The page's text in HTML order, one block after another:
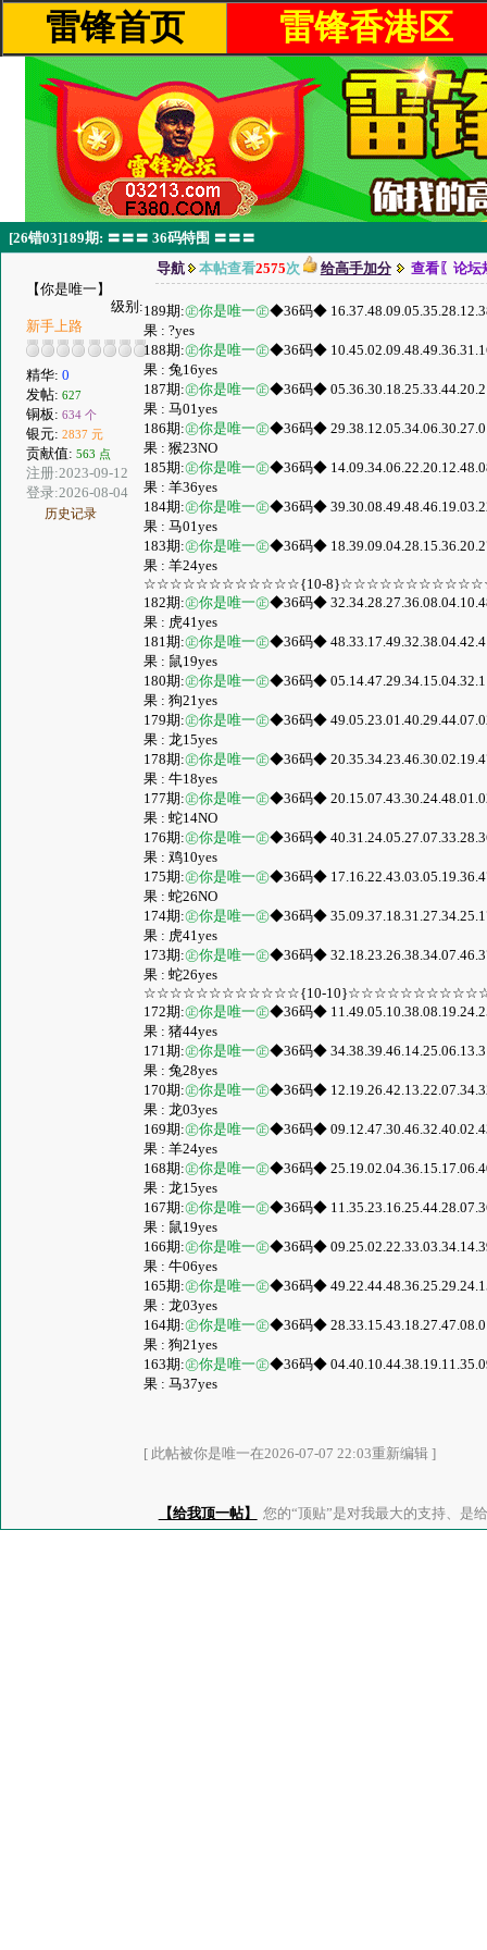
雷锋首页 雷锋香港区
[26错03]189期: 〓〓〓 36码特围 〓〓〓
【你是唯一】
级别:
新手上路
精华: 0
发帖: 627
铜板: 634 个
银元: 2837 元
贡献值: 563 点
注册:2023-09-12
登录:2026-08-04
历史记录
导航 本帖查看2575次 给高手加分 查看〖论坛
189期:㊣你是唯一㊣◆36码◆
果 : ?yes
188期:㊣你是唯一㊣◆36码◆
果 : 兔16yes
187期:㊣你是唯一㊣◆36码◆
果 : 马01yes
186期:㊣你是唯一㊣◆36码◆
果 : 猴23NO
185期:㊣你是唯一㊣◆36码◆
果 : 羊36yes
184期:㊣你是唯一㊣◆36码◆
果 : 马01yes
183期:㊣你是唯一㊣◆36码◆
果 : 羊24yes
☆☆☆☆☆☆☆☆☆☆☆☆{10-
182期:㊣你是唯一㊣◆36码◆
果 : 虎41yes
181期:㊣你是唯一㊣◆36码◆
果 : 鼠19yes
180期:㊣你是唯一㊣◆36码◆
果 : 狗21yes
179期:㊣你是唯一㊣◆36码◆
果 : 龙15yes
178期:㊣你是唯一㊣◆36码◆
果 : 牛18yes
177期:㊣你是唯一㊣◆36码◆
果 : 蛇14NO
176期:㊣你是唯一㊣◆36码◆
果 : 鸡10yes
175期:㊣你是唯一㊣◆36码◆
果 : 蛇26NO
174期:㊣你是唯一㊣◆36码◆
果 : 虎41yes
173期:㊣你是唯一㊣◆36码◆
果 : 蛇26yes
☆☆☆☆☆☆☆☆☆☆☆☆{10-
172期:㊣你是唯一㊣◆36码◆
果 : 猪44yes
171期:㊣你是唯一㊣◆36码◆
果 : 兔28yes
170期:㊣你是唯一㊣◆36码◆
果 : 龙03yes
169期:㊣你是唯一㊣◆36码◆
果 : 羊24yes
168期:㊣你是唯一㊣◆36码◆
果 : 龙15yes
167期:㊣你是唯一㊣◆36码◆
果 : 鼠19yes
166期:㊣你是唯一㊣◆36码◆
果 : 牛06yes
165期:㊣你是唯一㊣◆36码◆
果 : 龙03yes
164期:㊣你是唯一㊣◆36码◆
果 : 狗21yes
163期:㊣你是唯一㊣◆36码◆
果 : 马37yes
[ 此帖被你是唯一在2026-07-07 22:03重新编辑 ]
【给我顶一帖】 您的“顶贴”是对我最大的支持、是